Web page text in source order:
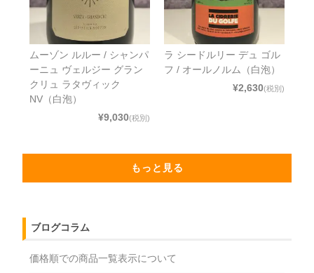
ムーゾン ルルー / シャンパ
ーニュ ヴェルジー グラン
クリュ ラタヴィック
NV（白泡）
¥9,030(税別)
ラ シードルリー デュ ゴル
フ / オールノルム（白泡）
¥2,630(税別)
もっと見る
ブログコラム
価格順での商品一覧表示について